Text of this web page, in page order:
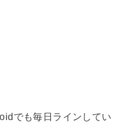
でも毎日ラインしてい